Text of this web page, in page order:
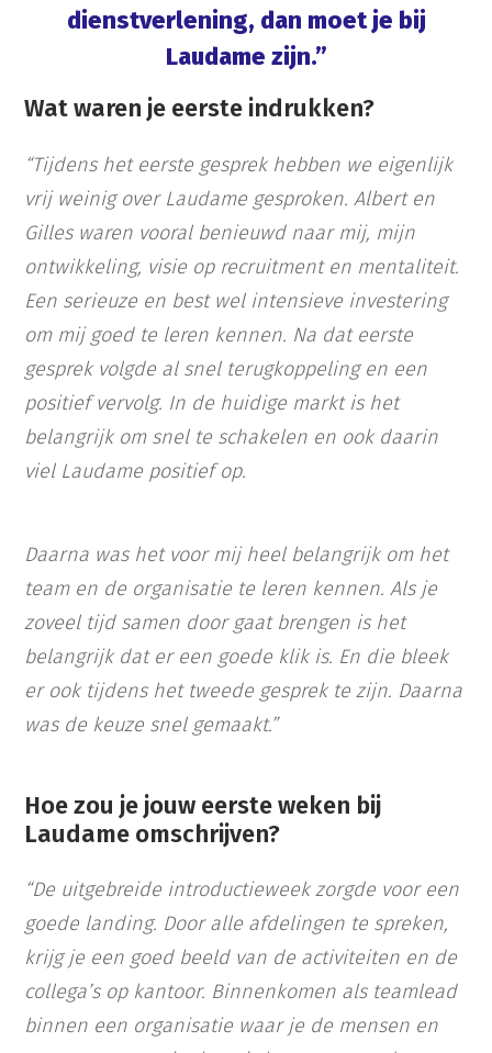
dienstverlening, dan moet je bij
Laudame zijn.”
Wat waren je eerste indrukken?
“Tijdens het eerste gesprek hebben we eigenlijk
vrij weinig over Laudame gesproken. Albert en
Gilles waren vooral benieuwd naar mij, mijn
ontwikkeling, visie op recruitment en mentaliteit.
Een serieuze en best wel intensieve investering
om mij goed te leren kennen. Na dat eerste
gesprek volgde al snel terugkoppeling en een
positief vervolg. In de huidige markt is het
belangrijk om snel te schakelen en ook daarin
viel Laudame positief op.
Daarna was het voor mij heel belangrijk om het
team en de organisatie te leren kennen. Als je
zoveel tijd samen door gaat brengen is het
belangrijk dat er een goede klik is. En die bleek
er ook tijdens het tweede gesprek te zijn. Daarna
was de keuze snel gemaakt.”
Hoe zou je jouw eerste weken bij
Laudame omschrijven?
“De uitgebreide introductieweek zorgde voor een
goede landing. Door alle afdelingen te spreken,
krijg je een goed beeld van de activiteiten en de
collega’s op kantoor. Binnenkomen als teamlead
binnen een organisatie waar je de mensen en